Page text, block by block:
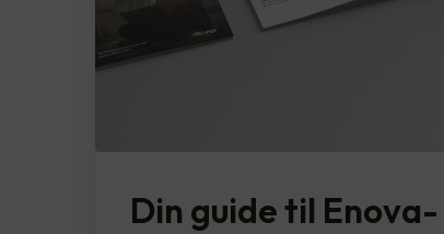
Din guide til Enova-